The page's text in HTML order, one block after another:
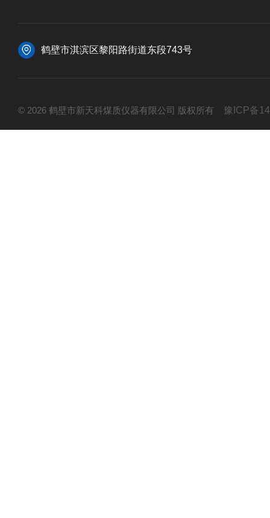
鹤壁市淇滨区黎阳路街道东段743号
© 2026 鹤壁市新天科煤质仪器有限公司 版权所有 豫ICP备